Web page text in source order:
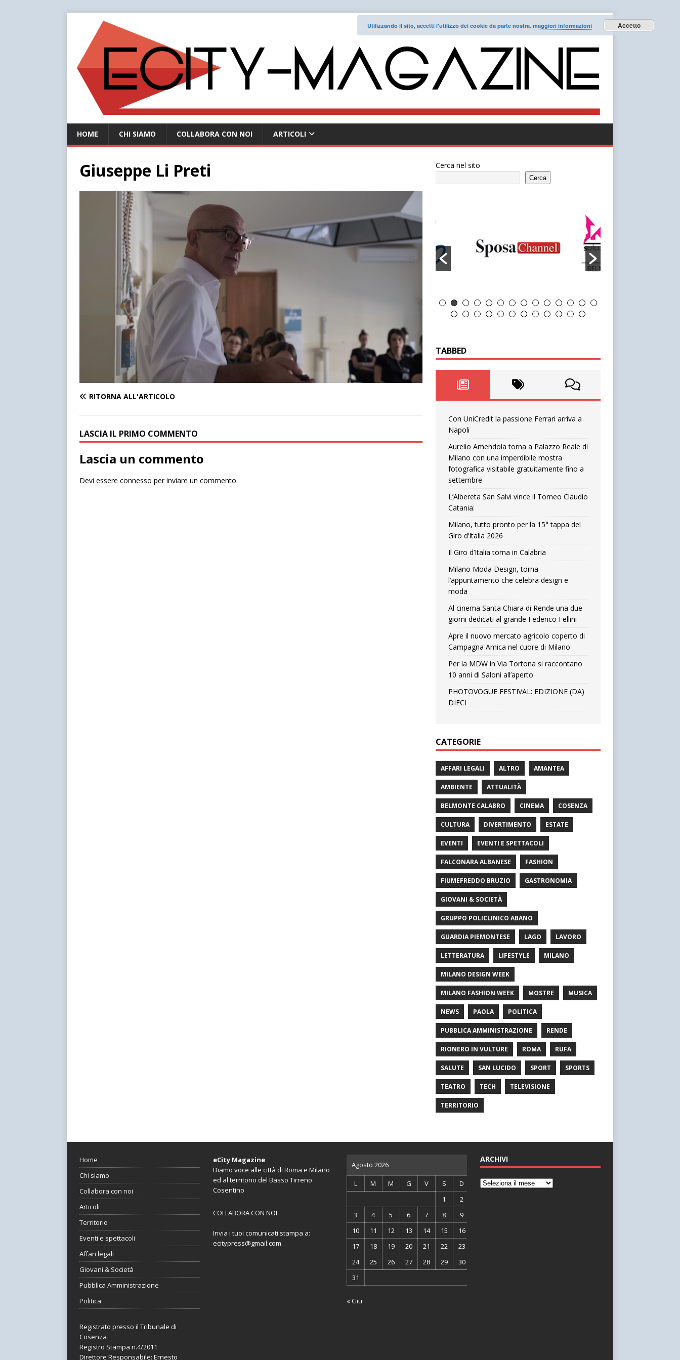
HOME CHI SIAMO COLLABORA CON NOI ARTICOLI
Giuseppe Li Preti
RITORNA ALL'ARTICOLO
LASCIA IL PRIMO COMMENTO
Lascia un commento
Devi essere connesso per inviare un commento.
Cerca nel sito
Cerca
TABBED
Con UniCredit la passione Ferrari arriva a
Napoli
Aurelio Amendola torna a Palazzo Reale di
Milano con una imperdibile mostra
fotografica visitabile gratuitamente fino a
settembre
L’Albereta San Salvi vince il Torneo Claudio
Catania:
Milano, tutto pronto per la 15° tappa del
Giro d’Italia 2026
Il Giro d’Italia torna in Calabria
Milano Moda Design, torna
l’appuntamento che celebra design e
moda
Al cinema Santa Chiara di Rende una due
giorni dedicati al grande Federico Fellini
Apre il nuovo mercato agricolo coperto di
Campagna Amica nel cuore di Milano
Per la MDW in Via Tortona si raccontano
10 anni di Saloni all’aperto
PHOTOVOGUE FESTIVAL: EDIZIONE (DA)
DIECI
CATEGORIE
AFFARI LEGALI ALTRO AMANTEA
AMBIENTE ATTUALITÀ
BELMONTE CALABRO CINEMA COSENZA
CULTURA DIVERTIMENTO ESTATE
EVENTI EVENTI E SPETTACOLI
FALCONARA ALBANESE FASHION
FIUMEFREDDO BRUZIO GASTRONOMIA
GIOVANI & SOCIETÀ
GRUPPO POLICLINICO ABANO
GUARDIA PIEMONTESE LAGO LAVORO
LETTERATURA LIFESTYLE MILANO
MILANO DESIGN WEEK
MILANO FASHION WEEK MOSTRE MUSICA
NEWS PAOLA POLITICA
PUBBLICA AMMINISTRAZIONE RENDE
RIONERO IN VULTURE ROMA RUFA
SALUTE SAN LUCIDO SPORT SPORTS
TEATRO TECH TELEVISIONE
TERRITORIO
Home
Chi siamo
Collabora con noi
Articoli
Territorio
Eventi e spettacoli
Affari legali
Giovani & Società
Pubblica Amministrazione
Politica
Registrato presso il Tribunale di
Cosenza
Registro Stampa n.4/2011
Direttore Responsabile: Ernesto
eCity Magazine
Diamo voce alle città di Roma e Milano
ed al territorio del Basso Tirreno
Cosentino
COLLABORA CON NOI
Invia i tuoi comunicati stampa a:
ecitypress@gmail.com
Agosto 2026
L M M G V S
D
1
2
3
4 5 6 7 8
9
10
11 12 13 14 15
16
17
18 19 20 21 22
23
24
25 26 27 28 29
30
31
« Giu
ARCHIVI
Utilizzando il sito, accetti l'utilizzo dei cookie da parte nostra. maggiori informazioni Accetto